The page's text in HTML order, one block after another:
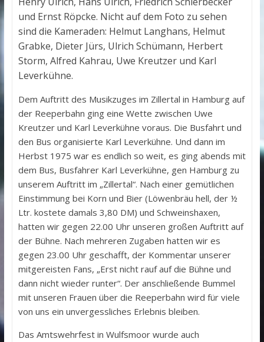
und Ernst Röpcke. Nicht auf dem Foto zu sehen
sind die Kameraden: Helmut Langhans, Helmut
Grabke, Dieter Jürs, Ulrich Schümann, Herbert
Storm, Alfred Kahrau, Uwe Kreutzer und Karl
Leverkühne.
Dem Auftritt des Musikzuges im Zillertal in Hamburg auf
der Reeperbahn ging eine Wette zwischen Uwe
Kreutzer und Karl Leverkühne voraus. Die Busfahrt und
den Bus organisierte Karl Leverkühne. Und dann im
Herbst 1975 war es endlich so weit, es ging abends mit
dem Bus, Busfahrer Karl Leverkühne, gen Hamburg zu
unserem Auftritt im „Zillertal“. Nach einer gemütlichen
Einstimmung bei Korn und Bier (Löwenbräu hell, der ½
Ltr. kostete damals 3,80 DM) und Schweinshaxen,
hatten wir gegen 22.00 Uhr unseren großen Auftritt auf
der Bühne. Nach mehreren Zugaben hatten wir es
gegen 23.00 Uhr geschafft, der Kommentar unserer
mitgereisten Fans, „Erst nicht rauf auf die Bühne und
dann nicht wieder runter“. Der anschließende Bummel
mit unseren Frauen über die Reeperbahn wird für viele
von uns ein unvergessliches Erlebnis bleiben.
Das Amtswehrfest in Wulfsmoor wurde auch